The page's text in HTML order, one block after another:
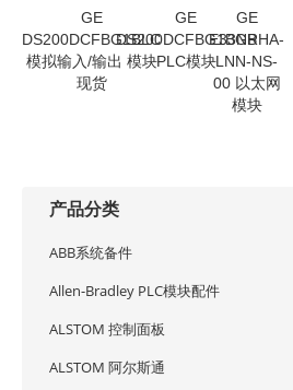
GE
DS200DCFBG1BLC
模拟输入/输出 模块
现货
GE
DS200DCFBG1BGB
PLC模块
GE
E33NRHA-
LNN-NS-
00 以太网
模块
产品分类
ABB系统备件
Allen-Bradley PLC模块配件
ALSTOM 控制面板
ALSTOM 阿尔斯通